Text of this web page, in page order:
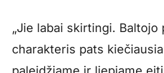
„Jie labai skirtingi. Baltojo
charakteris pats